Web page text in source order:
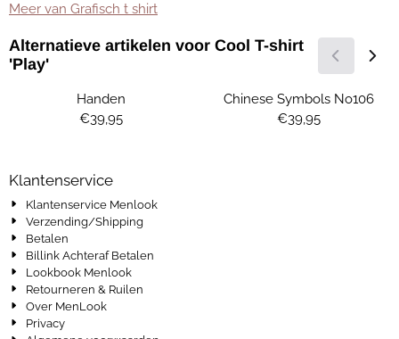
Meer van Grafisch t shirt
Alternatieve artikelen voor Cool T-shirt
'Play'
Handen
Prijs: 39,95
€39,95
Chinese Symbols No106
Prijs: 39,95
€39,95
Klantenservice
Klantenservice Menlook
Verzending/Shipping
Betalen
Billink Achteraf Betalen
Lookbook Menlook
Retourneren & Ruilen
Over MenLook
Privacy